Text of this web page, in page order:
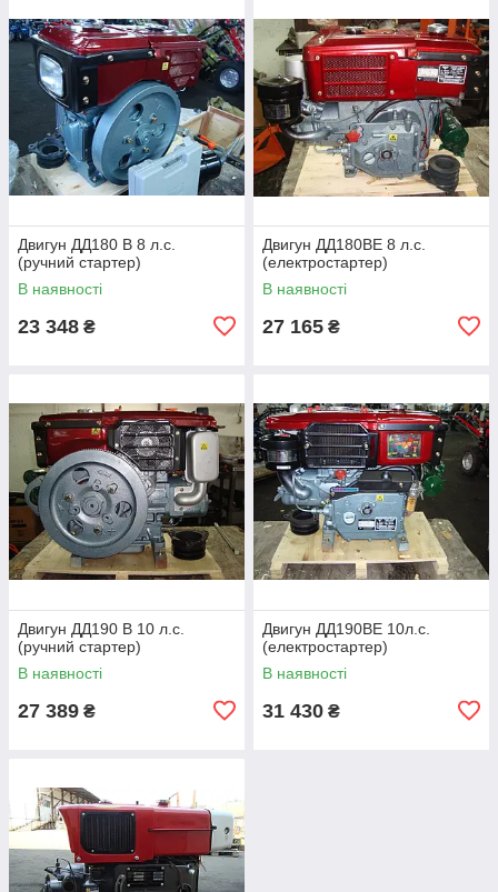
Двигун ДД180 В 8 л.с.
(ручний стартер)
В наявності
23 348 ₴
Двигун ДД180ВЕ 8 л.с.
(електростартер)
В наявності
27 165 ₴
Двигун ДД190 В 10 л.с.
(ручний стартер)
В наявності
27 389 ₴
Двигун ДД190ВЕ 10л.с.
(електростартер)
В наявності
31 430 ₴